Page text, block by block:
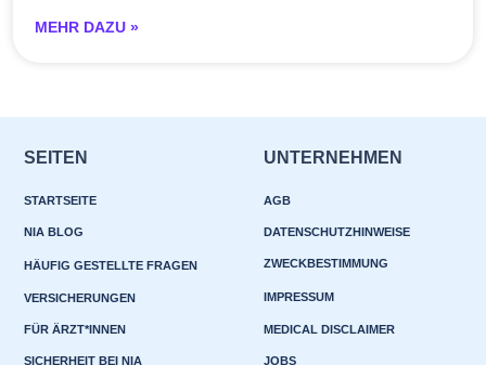
MEHR DAZU »
SEITEN
STARTSEITE
NIA BLOG
HÄUFIG GESTELLTE FRAGEN
VERSICHERUNGEN
FÜR ÄRZT*INNEN
SICHERHEIT BEI NIA
UNTERNEHMEN
AGB
DATENSCHUTZHINWEISE
ZWECKBESTIMMUNG
IMPRESSUM
MEDICAL DISCLAIMER
JOBS